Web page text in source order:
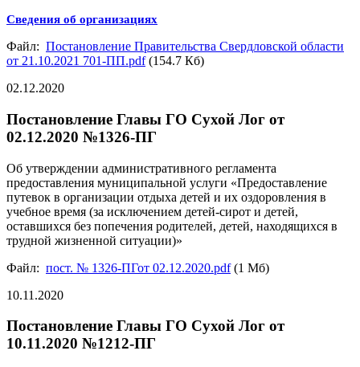
Сведения об организациях
Файл: Постановление Правительства Свердловской области
от 21.10.2021 701-ПП.pdf(154.7 Кб)
02.12.2020
Постановление Главы ГО Сухой Лог от
02.12.2020 №1326-ПГ
Об утверждении административного регламента
предоставления муниципальной услуги «Предоставление
путевок в организации отдыха детей и их оздоровления в
учебное время (за исключением детей-сирот и детей,
оставшихся без попечения родителей, детей, находящихся в
трудной жизненной ситуации)»
Файл: пост. № 1326-ПГот 02.12.2020.pdf(1 Мб)
10.11.2020
Постановление Главы ГО Сухой Лог от
10.11.2020 №1212-ПГ